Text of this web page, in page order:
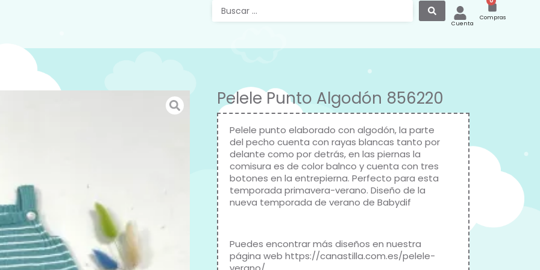
Cuenta
Compras
Pelele Punto Algodón 856220
Pelele punto elaborado con algodón, la parte
del pecho cuenta con rayas blancas tanto por
delante como por detrás, en las piernas la
comisura es de color balnco y cuenta con tres
botones en la entrepierna. Perfecto para esta
temporada primavera-verano. Diseño de la
nueva temporada de verano de Babydif
Puedes encontrar más diseños en nuestra
página web https://canastilla.com.es/pelele-